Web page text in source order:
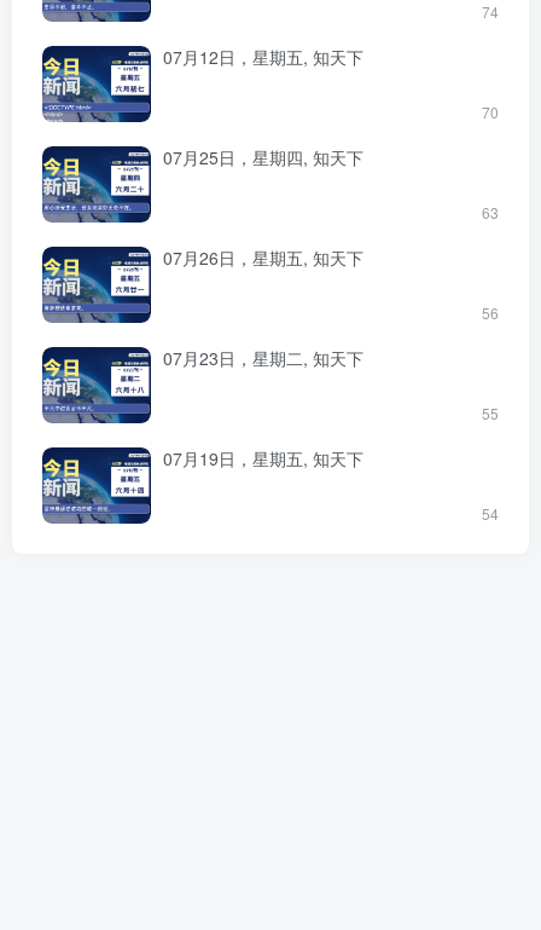
74
07月12日，星期五, 知天下
70
07月25日，星期四, 知天下
63
07月26日，星期五, 知天下
56
07月23日，星期二, 知天下
55
07月19日，星期五, 知天下
54